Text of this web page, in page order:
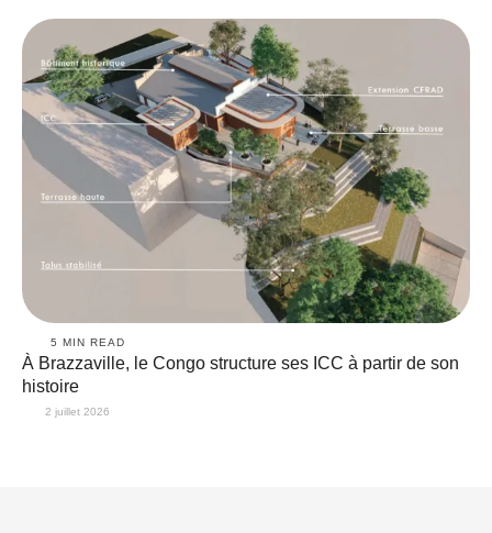
5 MIN READ
À Brazzaville, le Congo structure ses ICC à partir de son
histoire
2 juillet 2026